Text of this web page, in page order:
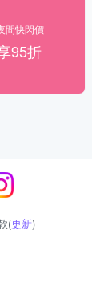
間快閃價
95折
(更新)